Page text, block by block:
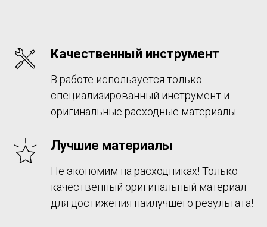
Качественный инструмент
В работе используется только
специализированный инструмент и
оригинальные расходные материалы.
Лучшие материалы
Не экономим на расходниках! Только
качественный оригинальный материал
для достижения наилучшего результата!